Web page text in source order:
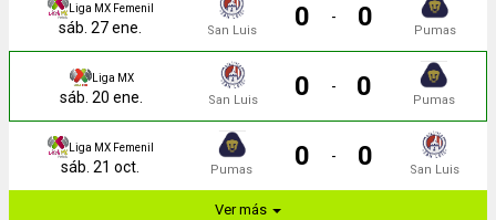
Liga MX Femenil
sáb. 27 ene. San Luis 0 - 0 Pumas
Liga MX
sáb. 20 ene. San Luis 0 - 0 Pumas
Liga MX Femenil
sáb. 21 oct. Pumas 0 - 0 San Luis
Ver más